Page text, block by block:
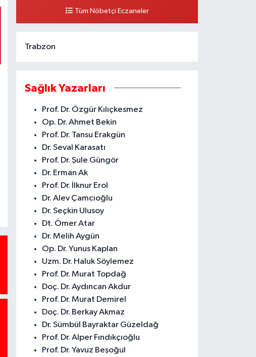
KARŞISI ARAS KARGO YANITüm Nöbetçi Eczaneler
Trabzon
Sağlık Yazarları
Prof. Dr. Özgür Kılıçkesmez
Op. Dr. Ahmet Bekin
Prof. Dr. Tansu Erakgün
Dr. Seval Karasatı
Prof. Dr. Şule Güngör
Dr. Erman Ak
Prof. Dr. İlknur Erol
Dr. Alev Çamcıoğlu
Dr. Seçkin Ulusoy
Dt. Ömer Atar
Dr. Melih Aygün
Op. Dr. Yunus Kaplan
Uzm. Dr. Haluk Söylemez
Prof. Dr. Murat Topdağ
Doç. Dr. Aydıncan Akdur
Prof. Dr. Murat Demirel
Doç. Dr. Berkay Akmaz
Dr. Sümbül Bayraktar Güzeldağ
Prof. Dr. Alper Fındıkçıoğlu
Prof. Dr. Yavuz Beşoğul